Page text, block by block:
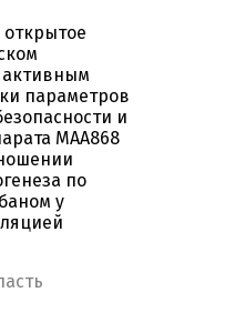
параметров
и
MAA868
по
у